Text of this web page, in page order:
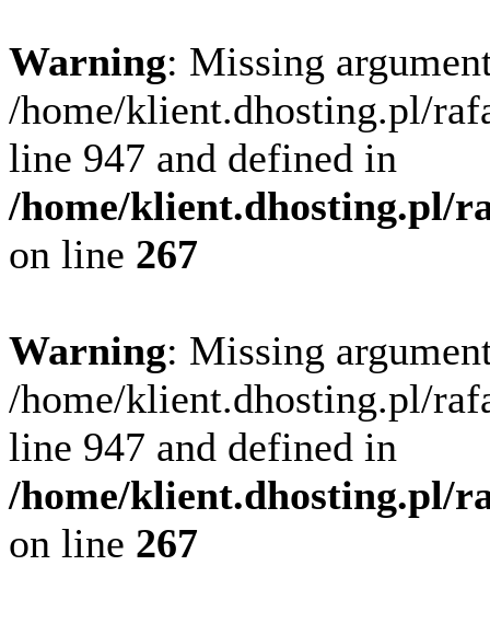
Warning: Missing
/home/klient.dhosting.pl/
line 947 and defined in
/home/klient.dhosting.pl/
on line 267
Warning: Missing
/home/klient.dhosting.pl/
line 947 and defined in
/home/klient.dhosting.pl/
on line 267